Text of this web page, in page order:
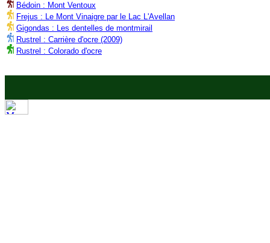
Bédoin : Mont Ventoux
Frejus : Le Mont Vinaigre par le Lac L'Avellan
Gigondas : Les dentelles de montmirail
Rustrel : Carrière d'ocre (2009)
Rustrel : Colorado d'ocre